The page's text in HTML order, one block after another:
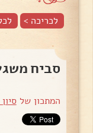
לכריכה >
סביח
המתכון של